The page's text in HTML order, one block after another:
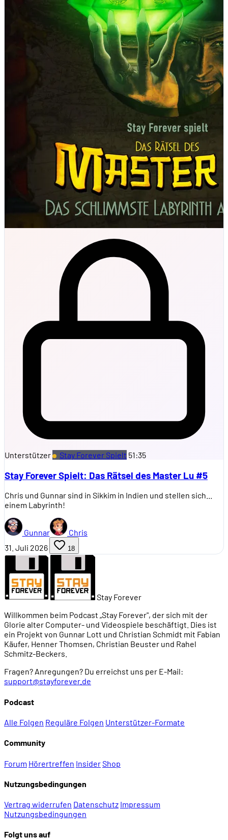
Unterstützer Stay Forever Spielt 51:35
Stay Forever Spielt: Das Rätsel des Master Lu #5
Chris und Gunnar sind in Sikkim in Indien und stellen sich...
einem Labyrinth!
Gunnar
Chris
31. Juli 2026
18
Stay Forever
Willkommen beim Podcast „Stay Forever", der sich mit der
Glorie alter Computer- und Videospiele beschäftigt. Dies ist
ein Projekt von Gunnar Lott und Christian Schmidt mit Fabian
Käufer, Henner Thomsen, Christian Beuster und Rahel
Schmitz-Beckers.
Fragen? Anregungen? Du erreichst uns per E-Mail:
support@stayforever.de
Podcast
Alle Folgen Reguläre Folgen Unterstützer-Formate
Community
Forum Hörertreffen InsiderShop
Nutzungsbedingungen
Vertrag widerrufen Datenschutz Impressum
Nutzungsbedingungen
Folgt uns auf